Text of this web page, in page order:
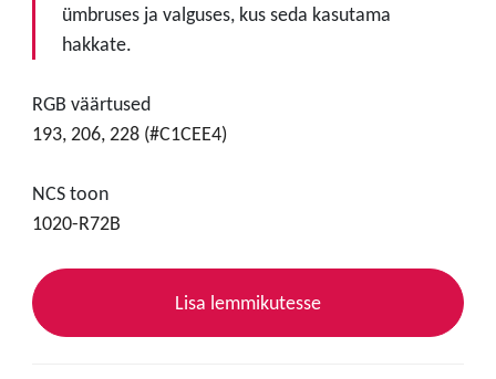
ümbruses ja valguses, kus seda kasutama
hakkate.
RGB väärtused
193, 206, 228 (#C1CEE4)
NCS toon
1020-R72B
Lisa lemmikutesse